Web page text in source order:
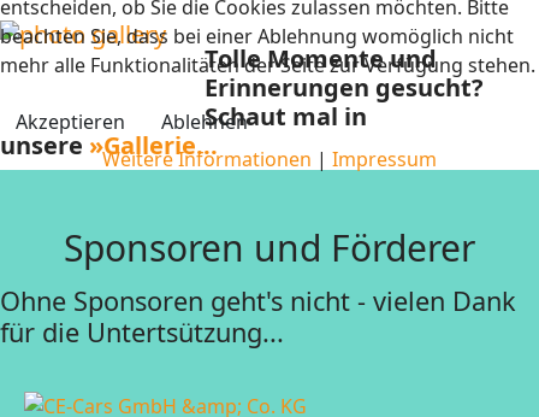
Tolle Momente und
Erinnerungen gesucht?
Schaut mal in
unsere »Gallerie...
Sponsoren und Förderer
Ohne Sponsoren geht's nicht - vielen Dank
für die Untertsützung...
entscheiden, ob Sie die Cookies zulassen möchten. Bitte
beachten Sie, dass bei einer Ablehnung womöglich nicht
mehr alle Funktionalitäten der Seite zur Verfügung stehen.
Akzeptieren
Ablehnen
Weitere Informationen | Impressum